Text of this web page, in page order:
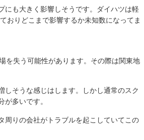
にも大きく影響しそうです。ダイハツは軽
おりどこまで影響するか未知数になってま
を失う可能性があります。その際は関東地
そうな感じはします。しかし通常のスク
多いです。
周りの会社がトラブルを起こしていてこの